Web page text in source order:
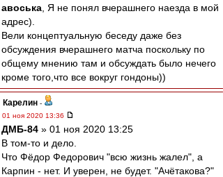
авоська , Я не понял вчерашнего наезда в мой
адрес).
Вели концептуальную беседу даже без
обсуждения вчерашнего матча поскольку по
общему мнению там и обсуждать было нечего
кроме того,что все вокруг гондоны))
Карелин -
01 ноя 2020 13:36
ДМБ-84 » 01 ноя 2020 13:25
В том-то и дело.
Что Фёдор Федорович "всю жизнь жалел", а
Карпин - нет. И уверен, не будет. "Ачётакова?"